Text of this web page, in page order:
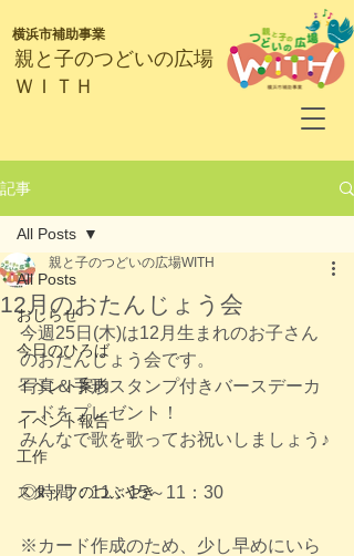
​親と子のつどいの広場
ＷＩＴＨ
横浜市補助事業
記事
All Posts
おしらせ
今日のひろば
イベント案内
イベント報告
工作
スタッフのつぶやき
All Posts
12月のおたんじょう会
親と子のつどいの広場WITH
今週25日(木)は12月生まれのお子さん
のおたんじょう会です。
写真＆手形スタンプ付きバースデーカ
ードをプレゼント！
みんなで歌を歌ってお祝いしましょう♪
◎時間：11：15～11：30
※カード作成のため、少し早めにいら